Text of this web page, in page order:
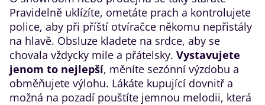
Pravidelně uklízíte, ometáte prach a kontrolujete
police, aby při příští otvíračce někomu nepřistály
na hlavě. Obsluze kladete na srdce, aby se
chovala vždycky mile a přátelsky. Vystavujete
jenom to nejlepší, měníte sezónní výzdobu a
obměňujete výlohu. Lákáte kupující dovnitř a
možná na pozadí pouštíte jemnou melodii, která